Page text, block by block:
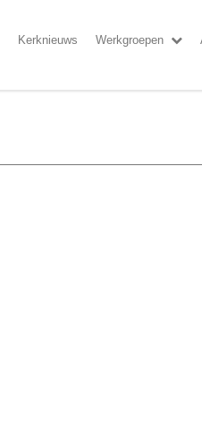
Kerknieuws Werkgroepen